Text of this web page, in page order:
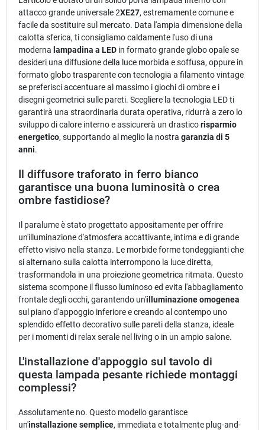
attacco grande universale 2XE27, estremamente comune e
facile da sostituire sul mercato. Data l'ampia dimensione della
calotta sferica, ti consigliamo caldamente l'uso di una
moderna lampadina a LED in formato grande globo opale se
desideri una diffusione della luce morbida e soffusa, oppure in
formato globo trasparente con tecnologia a filamento vintage
se preferisci accentuare al massimo i giochi di ombre e i
disegni geometrici sulle pareti. Scegliere la tecnologia LED ti
garantirà una straordinaria durata operativa, ridurrà a zero lo
sviluppo di calore interno e assicurerà un drasticorisparmio
energetico, supportando al meglio la nostra garanzia di 5
anni.
Il diffusore traforato in ferro bianco
garantisce una buona luminosità o crea
ombre fastidiose?
Il paralume è stato progettato appositamente per offrire
un'illuminazione d'atmosfera accattivante, intima e di grande
effetto visivo nella stanza. Le morbide forme tondeggianti che
si alternano sulla calotta interrompono la luce diretta,
trasformandola in una proiezione geometrica ritmata. Questo
sistema scompone il flusso luminoso ed evita l'abbagliamento
frontale degli occhi, garantendo un'illuminazione omogenea
sul piano d'appoggio inferiore e creando al contempo uno
splendido effetto decorativo sulle pareti della stanza, ideale
per i momenti di relax serale nel living o in un ampio salone.
L'installazione d'appoggio sul tavolo di
questa lampada pesante richiede montaggi
complessi?
Assolutamente no. Questo modello garantisce
un'installazione semplice, immediata e totalmente plug-and-